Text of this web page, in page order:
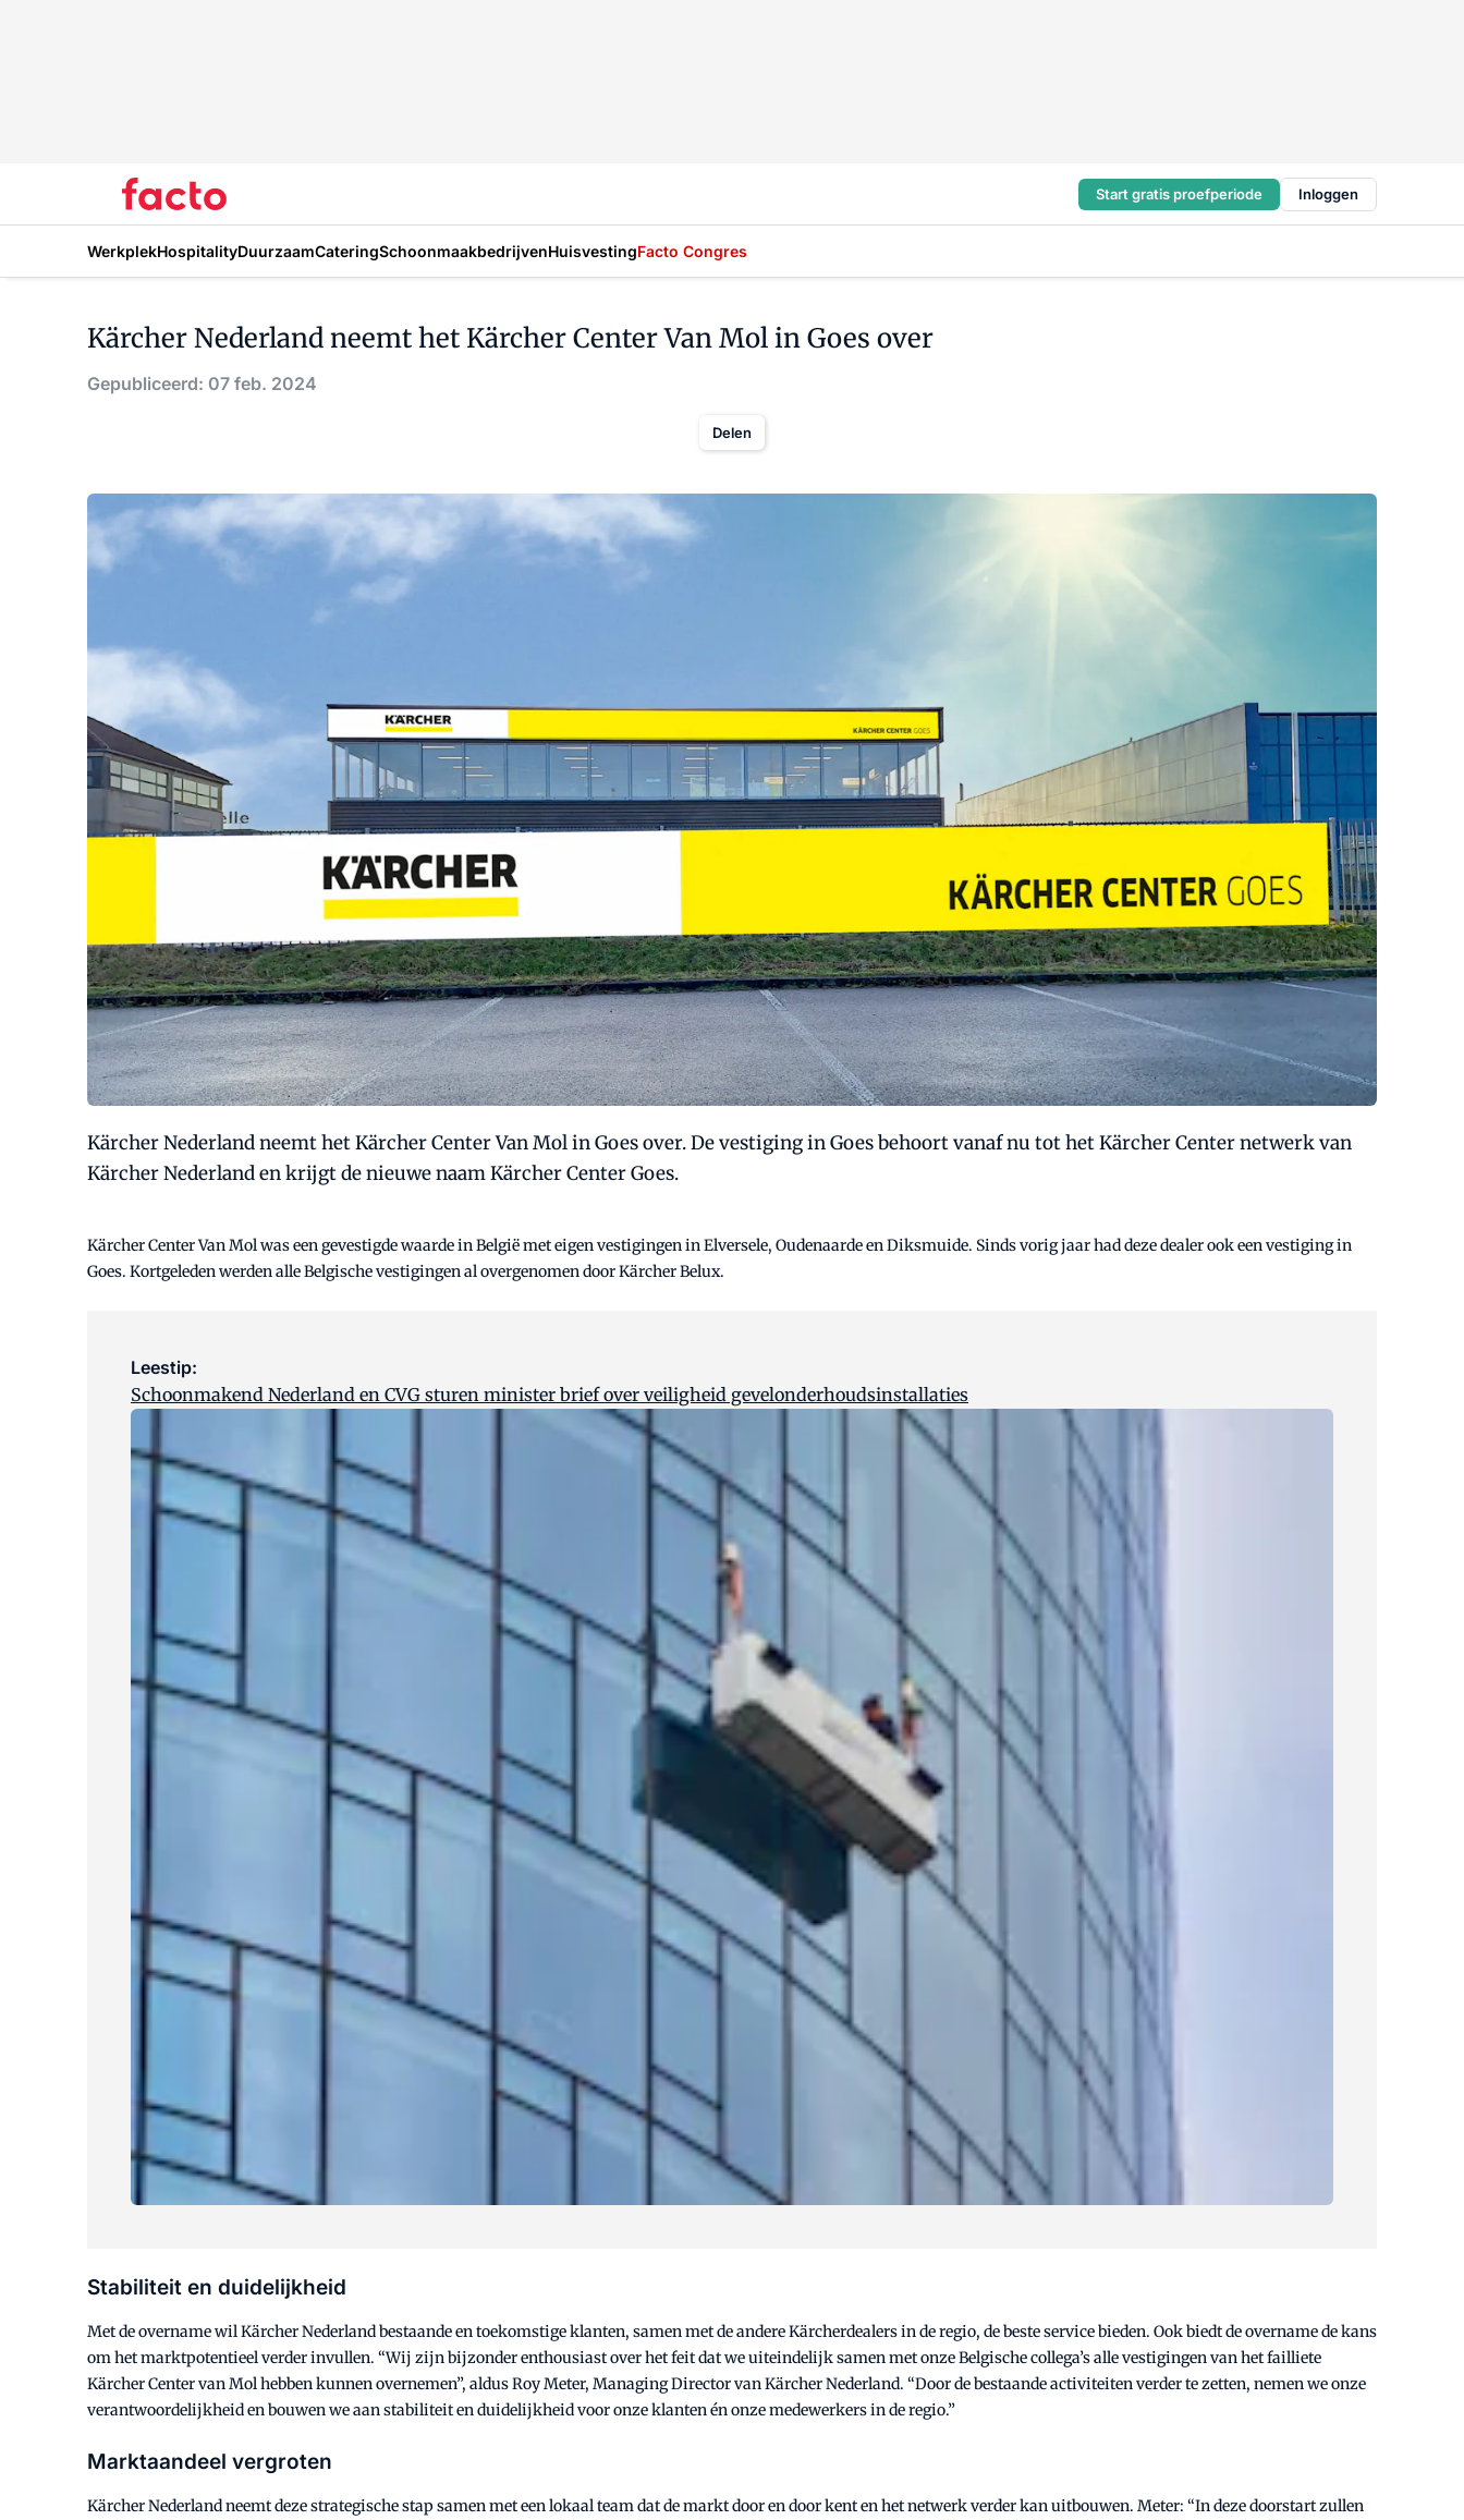
Start gratis proefperiode Inloggen
WerkplekHospitalityDuurzaamCateringSchoonmaakbedrijvenHuisvestingFacto Congres
Kärcher Nederland neemt het Kärcher Center Van Mol in Goes over
Gepubliceerd: 07 feb. 2024
Delen
Kärcher Nederland neemt het Kärcher Center Van Mol in Goes over. De vestiging in Goes behoort vanaf nu tot het Kärcher Center netwerk van
Kärcher Nederland en krijgt de nieuwe naam Kärcher Center Goes.
Kärcher Center Van Mol was een gevestigde waarde in België met eigen vestigingen in Elversele, Oudenaarde en Diksmuide. Sinds vorig jaar had deze dealer ook een vestiging in
Goes. Kortgeleden werden alle Belgische vestigingen al overgenomen door Kärcher Belux.
Leestip:
Schoonmakend Nederland en CVG sturen minister brief over veiligheid gevelonderhoudsinstallaties
Stabiliteit en duidelijkheid
Met de overname wil Kärcher Nederland bestaande en toekomstige klanten, samen met de andere Kärcherdealers in de regio, de beste service bieden. Ook biedt de overname de kans
om het marktpotentieel verder invullen. “Wij zijn bijzonder enthousiast over het feit dat we uiteindelijk samen met onze Belgische collega’s alle vestigingen van het failliete
Kärcher Center van Mol hebben kunnen overnemen”, aldus Roy Meter, Managing Director van Kärcher Nederland. “Door de bestaande activiteiten verder te zetten, nemen we onze
verantwoordelijkheid en bouwen we aan stabiliteit en duidelijkheid voor onze klanten én onze medewerkers in de regio.”
Marktaandeel vergroten
Kärcher Nederland neemt deze strategische stap samen met een lokaal team dat de markt door en door kent en het netwerk verder kan uitbouwen. Meter: “In deze doorstart zullen